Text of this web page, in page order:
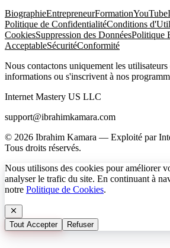
BiographieEntrepreneurFormationYouTube
Politique de ConfidentialitéConditions
CookiesSuppression des DonnéesPolitique
AcceptableSécuritéConformité
Nous contactons uniquement les
informations ou s'inscrivent à nos
Internet Mastery US LLC
support@ibrahimkamara.com
© 2026 Ibrahim Kamara — Exploité par
Tous droits réservés.
Nous utilisons des cookies pour améliorer
analyser le trafic du site. En continuant à
notre Politique de Cookies.
Tout Accepter Refuser